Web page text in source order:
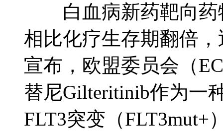
白血病新药靶向药
相比化疗生存期翻倍
宣布，欧盟委员会（
替尼Gilteritinib作为一
FLT3突变（FLT3mut+